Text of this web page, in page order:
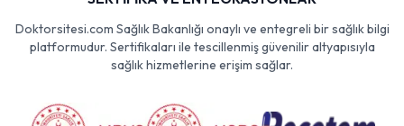
Doktorsitesi.com Sağlık Bakanlığı onaylı ve entegreli bir sağlık bilgi
platformudur. Sertifikaları ile tescillenmiş güvenilir altyapısıyla
sağlık hizmetlerine erişim sağlar.